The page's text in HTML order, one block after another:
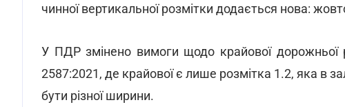
чинної вертикальної розмітки додається нова:
У ПДР змінено вимоги щодо крайової дорожньої
2587:2021, де крайової є лише розмітка 1.2, яка в
бути різної ширини.